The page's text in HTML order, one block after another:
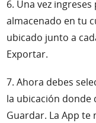
6. Una vez
almacenado en tu
ubicado junto a
Exportar.
7. Ahora debes
la ubicación donde
Guardar. La App